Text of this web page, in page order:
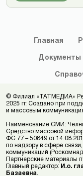
Главная
Документы
© Филиал «ТАТМЕДИА»
2025 гг. Создано при
и массовым
Наименование СМИ:
Средство массовой
ФС 77 – 50849 от
по надзору в сфере
коммуникаций
Партнерские материалы
Главный редактор: И.о.
Базаевна